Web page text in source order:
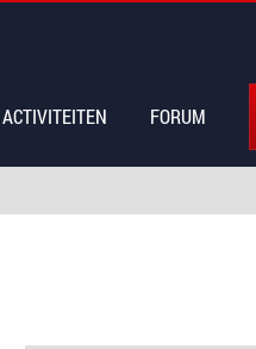
ACTIVITEITEN FORUM